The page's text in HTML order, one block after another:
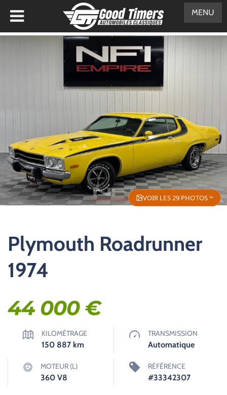
VOIR LES 29 PHOTOS
Plymouth Roadrunner
1974
44 000€
KILOMÉTRAGE
150 887 km
TRANSMISSION
Automatique
MOTEUR (L)
360 V8
RÉFÉRENCE
#33342307
MENU